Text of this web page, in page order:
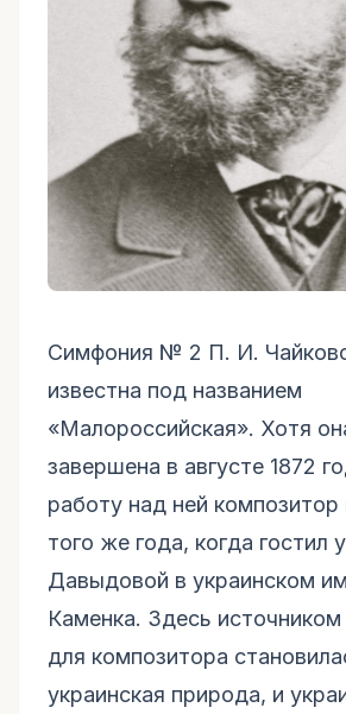
Симфония № 2 П. И.
известна под названием
«Малороссийская». Хотя
завершена в августе 1872
работу над ней
того же года, когда гостил
Давыдовой в украинском
Каменка. Здесь
для композитора
украинская природа, и